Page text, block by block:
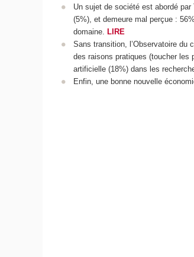
Un sujet de société est abordé
(5%), et demeure mal perçue :
domaine. LIRE
Sans transition, l’Observatoire du
des raisons pratiques (toucher les
artificielle (18%) dans les
Enfin, une bonne nouvelle